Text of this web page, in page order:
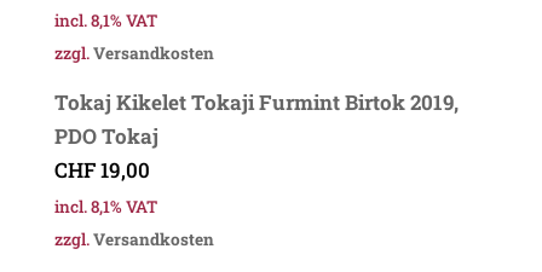
incl. 8,1% VAT
zzgl.Versandkosten
Tokaj Kikelet Tokaji Furmint Birtok 2019,
PDO Tokaj
CHF19,00
incl. 8,1% VAT
zzgl.Versandkosten